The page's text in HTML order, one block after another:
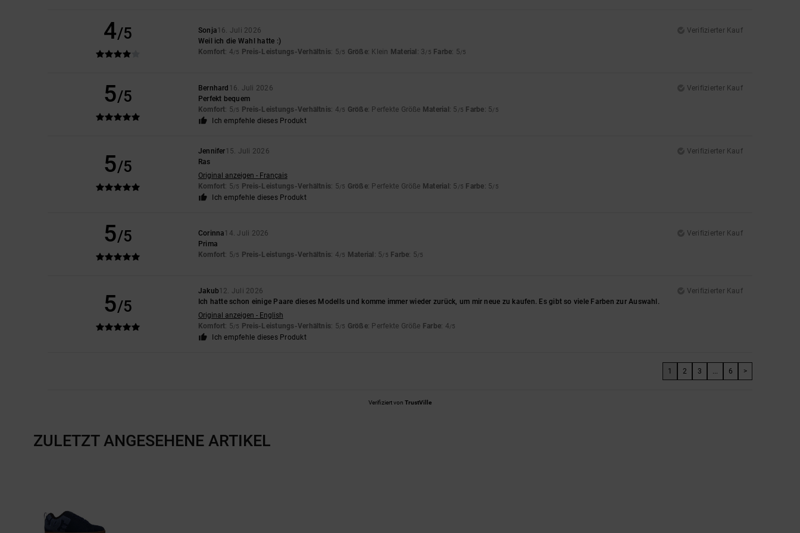
4/5 Sonja16. Juli 2026
Verifizierter Kauf
Weil ich die Wahl hatte :)
Komfort: 4/5 Preis-Leistungs-Verhältnis: 5/5 Größe: Klein Material : 3/5 Farbe: 5/5
5/5 Bernhard 16. Juli 2026
Verifizierter Kauf
Perfekt bequem
Komfort: 5/5 Preis-Leistungs-Verhältnis: 4/5 Größe: Perfekte Größe Material : 5 /5 Farbe: 5/5
Ich empfehle dieses Produkt
5/5
Jennifer15. Juli 2026
Verifizierter Kauf
Ras
Original anzeigen - Français
Komfort: 5/5 Preis-Leistungs-Verhältnis: 5/5 Größe: Perfekte Größe Material : 5 /5 Farbe: 5/5
Ich empfehle dieses Produkt
5/5 Corinna14. Juli 2026
Verifizierter Kauf
Prima
Komfort: 5/5 Preis-Leistungs-Verhältnis: 4/5 Material : 5/5 Farbe: 5/5
5/5
Jakub12. Juli 2026
Verifizierter Kauf
Ich hatte schon einige Paare dieses Modells und komme immer wieder zurück, um mir neue zu kaufen. Es gibt so viele Farben zur Auswahl.
Original anzeigen - English
Komfort: 5/5 Preis-Leistungs-Verhältnis: 5/5 Größe: Perfekte Größe Farbe: 4/5
Ich empfehle dieses Produkt
1 2 3 ... 6 >
Verifiziert von TrustVille
ZULETZT ANGESEHENE ARTIKEL